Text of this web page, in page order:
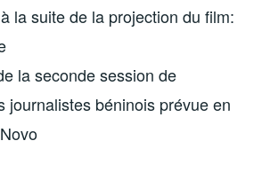
la suite de la projection du film:
la seconde session de
journalistes béninois prévue en